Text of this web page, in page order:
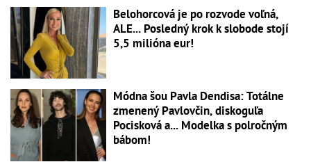
Belohorcová je po rozvode voľná,
ALE... Posledný krok k slobode stojí
5,5 milióna eur!
Módna šou Pavla Dendisa: Totálne
zmenený Pavlovčin, diskoguľa
Pocisková a... Modelka s polročným
bábom!